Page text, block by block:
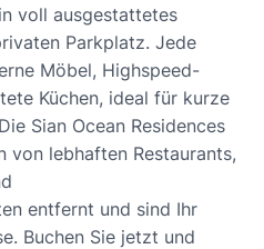
voll ausgestattetes
Parkplatz. Jede
Möbel, Highspeed-
Küchen, ideal für kurze
Sian Ocean Residences
von lebhaften Restaurants,
entfernt und sind Ihr
Buchen Sie jetzt und